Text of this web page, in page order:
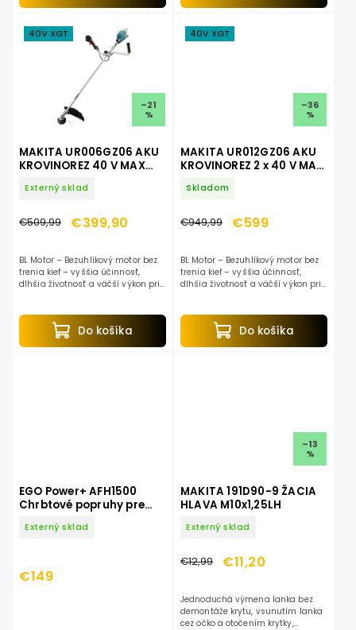
40V XGT
–21
%
MAKITA UR006GZ06 AKU
KROVINOREZ 40 V MAX
Externý sklad
€509,99 €399,90
Do košíka
BL Motor – Bezuhlíkový motor bez
trenia kief – vyššia účinnosť,
dlhšia životnosť a väčší výkon pri
konštrukčné...
40V XGT
–36
%
MAKITA UR012GZ06 AKU
KROVINOREZ 2 x 40 V MAX
Skladom
€949,99 €599
Do košíka
BL Motor – Bezuhlíkový motor bez
trenia kief – vyššia účinnosť,
dlhšia životnosť a väčší výkon pri
konštrukčné...
EGO Power+ AFH1500
Chrbtové popruhy pre
BHX1000
Externý sklad
€149
–13
%
MAKITA 191D90-9 ŽACIA
HLAVA M10x1,25LH
Externý sklad
€12,99 €11,20
Jednoduchá výmena lanka bez
demontáže krytu, vsunutím lanka
cez očko a otočením krytky,